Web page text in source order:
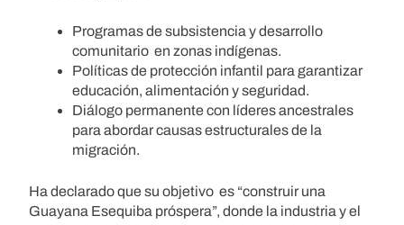
Programas de subsistencia y desarrollo
comunitario en zonas indígenas.
Políticas de protección infantil para garantizar
educación, alimentación y seguridad.
Diálogo permanente con líderes ancestrales
para abordar causas estructurales de la
migración.
Ha declarado que su objetivo es “construir una
Guayana Esequiba próspera”, donde la industria y el